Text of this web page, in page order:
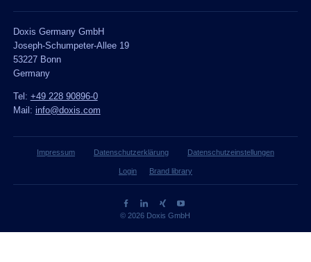
Doxis Germany GmbH
Joseph-Schumpeter-Allee 19
53227 Bonn
Germany
Tel: +49 228 90896-0
Mail: info@doxis.com
Impressum Datenschutzerklärung Datenschutzeinstellungen
Login Brand library
© 2026 Doxis GmbH